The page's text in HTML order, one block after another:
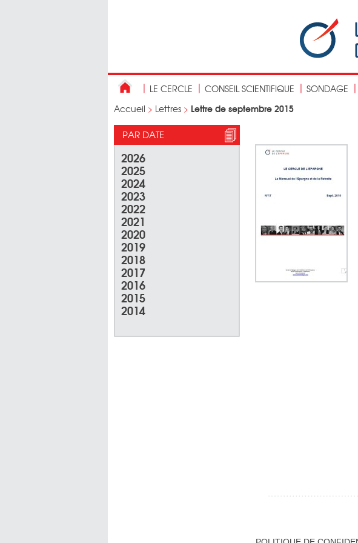
LE CERCLE CONSEIL SCIENTIFIQUE SONDAGE
Accueil > Lettres > Lettre de septembre 2015
PAR DATE
2026
2025
2024
2023
2022
2021
2020
2019
2018
2017
2016
2015
2014